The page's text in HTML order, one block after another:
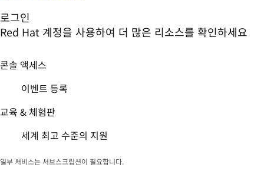
로그인
Red Hat 계정을 사용하여 더 많은 리소스를 확인하세요
콘솔 액세스
이벤트 등록
교육 & 체험판
세계 최고 수준의 지원
일부 서비스는 서브스크립션이 필요합니다.